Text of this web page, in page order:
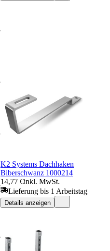
K2 Systems Dachhaken
Biberschwanz 1000214
14,77 €inkl. MwSt.
Lieferung bis 1 Arbeitstag
Details anzeigen